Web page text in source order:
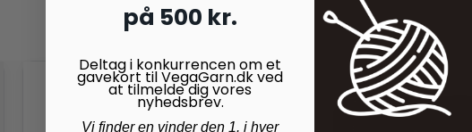
på 500 kr.
Deltag i konkurrencen om et
gavekort til VegaGarn.dk ved
at tilmelde dig vores
nyhedsbrev.
Vi finder en vinder den 1. i hver